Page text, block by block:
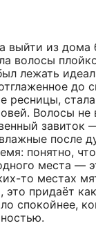
выйти из дома
волосы
лежать
до
ресницы,
Волосы
завиток
после
понятно,
места —
то местах
это придаёт
спокойнее,